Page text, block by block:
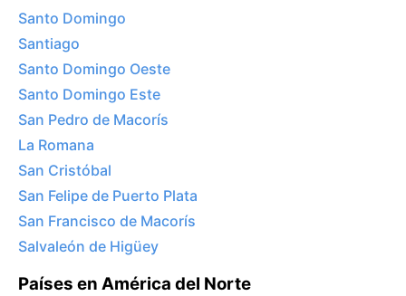
Santo Domingo
Santiago
Santo Domingo Oeste
Santo Domingo Este
San Pedro de Macorís
La Romana
San Cristóbal
San Felipe de Puerto Plata
San Francisco de Macorís
Salvaleón de Higüey
Países en América del Norte